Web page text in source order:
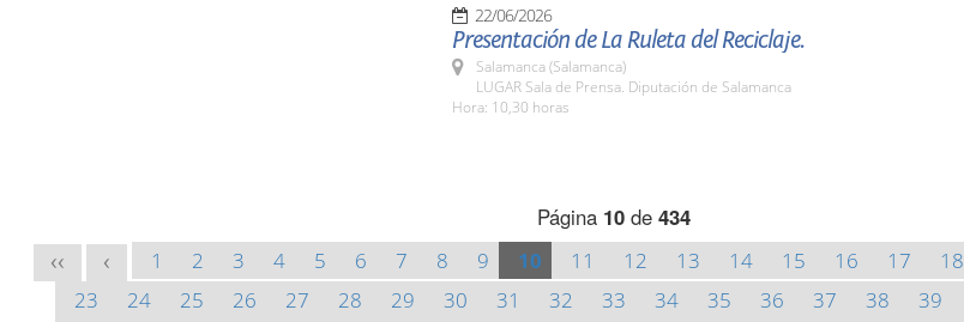
22/06/2026
Presentación de La Ruleta del Reciclaje.
Salamanca (Salamanca)
LUGAR Sala de Prensa. Diputación de Salamanca
Hora: 10,30 horas
Página 10 de 434
<< < 1 2 3 4 5 6 7 8 9 10 11 12 13 14 15 16 17 18
23
24 25 26 27 28 29 30 31 32 33 34 35 36 37 38 39